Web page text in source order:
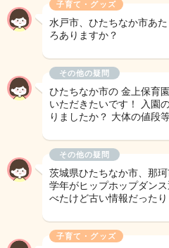
子育て・グッズ
水戸市、ひたちなか市あ
ろありますか？
その他の疑問
ひたちなか市の 金上保育
いただきたいです！ 入園
りましたか？ 大体の値段
その他の疑問
茨城県ひたちなか市、那
学年がヒップホップダン
べたけど古い情報だった
子育て・グッズ